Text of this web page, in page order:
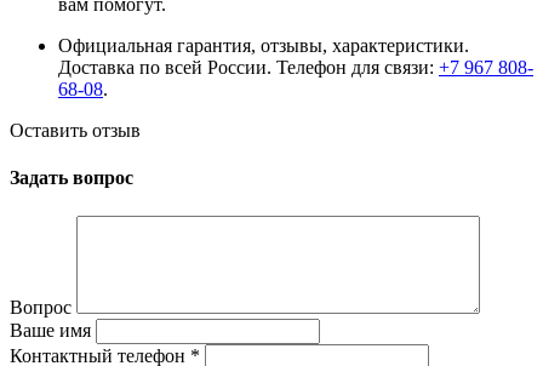
вам помогут.
Официальная гарантия, отзывы, характеристики.
Доставка по всей России. Телефон для связи: +7 967 808-
68-08.
Оставить отзыв
Задать вопрос
Вопрос
Ваше имя
Контактный телефон *